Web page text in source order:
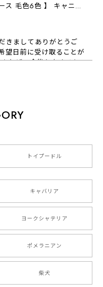
【 チワワ スムース 毛色6色 】 キャニスター 保存容器 お家用 プレゼント 犬 ペット うちの子 犬グッズ
きましてありがとうご
望日前に受け取ることが
たぜひ今後ともよろし
の名前や電話番号も分か
うございました❁⃘*.ﾟ
しくお願いいたします。
【 自然に囲まれた ダックスフンド 】 キャニスター 保存容器 お家用 プレゼント 犬 ペット うちの子 犬グッズ
【 ボーダーコリー 水彩画風 毛色4色 】 手帳 スマホケース 犬 うちの子 iPhone & Android
トイプードル
キャバリア
ヨークシャテリア
ポメラニアン
柴犬